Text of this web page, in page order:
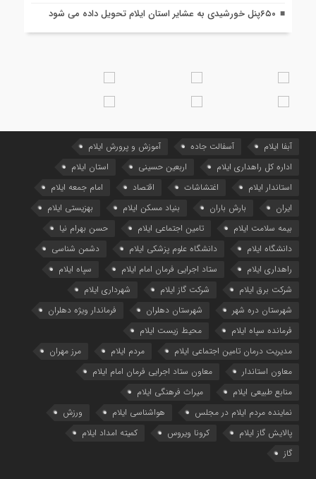
۶۵۰پنل خورشیدی به عشایر استان ایلام تحویل داده می شود
آبفا ایلام آسفالت جاده
آموزش و پرورش ایلام
اداره کل راهداری ایلام
اربعین حسینی
استان ایلام
استاندار ایلام
اغتشاشات اقتصاد
امام جمعه ایلام
ایران
بارش باران بنیاد مسکن ایلام
بهزیستی ایلام
بیمه سلامت ایلام
تامین اجتماعی ایلام
حسن بهرام نیا
دانشگاه ایلام
دانشگاه علوم پزشکی ایلام
دشمن شناسی
راهداری ایلام
ستاد اجرایی فرمان امام ایلام
سپاه ایلام
شرکت برق ایلام
شرکت گاز ایلام
شهرداری ایلام
شهرستان دره شهر
شهرستان دهلران
فرماندار ویژه دهلران
فرمانده سپاه ایلام
محیط زیست ایلام
مدیریت درمان تامین اجتماعی ایلام
مردم ایلام
مرز مهران
معاون استاندار
معاون ستاد اجرایی فرمان امام ایلام
منابع طبیعی ایلام
میراث فرهنگی ایلام
نماینده مردم ایلام در مجلس
هواشناسی ایلام
ورزش
پالایش گاز ایلام
کرونا ویروس
کمیته امداد ایلام
گاز